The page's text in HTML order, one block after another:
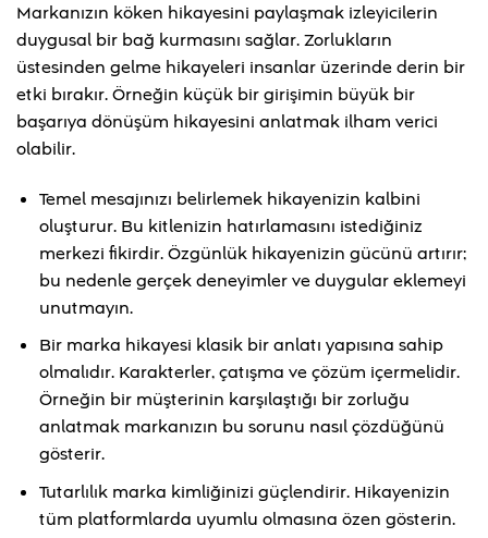
Markanızın köken hikayesini paylaşmak izleyicilerin
duygusal bir bağ kurmasını sağlar. Zorlukların
üstesinden gelme hikayeleri insanlar üzerinde derin bir
etki bırakır. Örneğin küçük bir girişimin büyük bir
başarıya dönüşüm hikayesini anlatmak ilham verici
olabilir.
Temel mesajınızı belirlemek hikayenizin kalbini
oluşturur. Bu kitlenizin hatırlamasını istediğiniz
merkezi fikirdir. Özgünlük hikayenizin gücünü artırır;
bu nedenle gerçek deneyimler ve duygular eklemeyi
unutmayın.
Bir marka hikayesi klasik bir anlatı yapısına sahip
olmalıdır. Karakterler, çatışma ve çözüm içermelidir.
Örneğin bir müşterinin karşılaştığı bir zorluğu
anlatmak markanızın bu sorunu nasıl çözdüğünü
gösterir.
Tutarlılık marka kimliğinizi güçlendirir. Hikayenizin
tüm platformlarda uyumlu olmasına özen gösterin.